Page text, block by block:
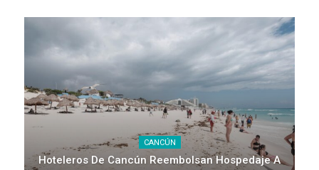
CANCÚN
Hoteleros De Cancún Reembolsan Hospedaje A